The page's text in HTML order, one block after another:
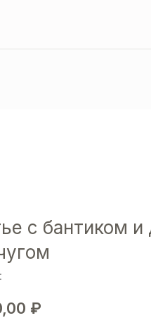
с бантиком
₽